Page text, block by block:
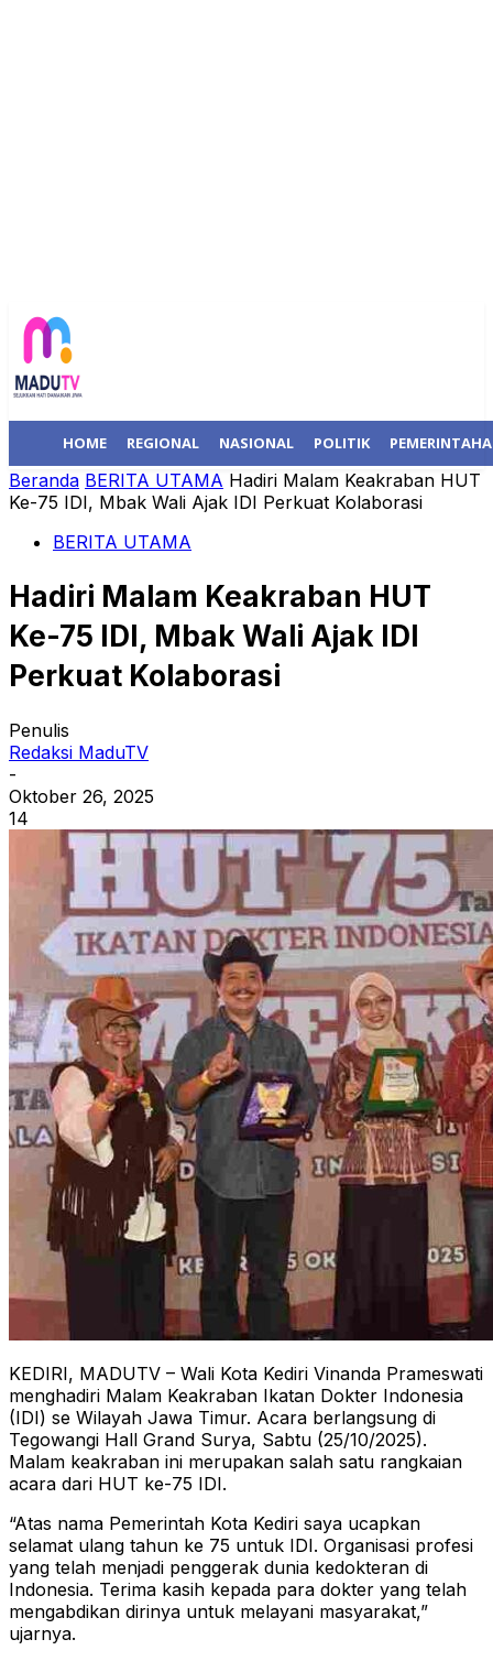
HOME REGIONAL NASIONAL POLITIK
Beranda BERITA UTAMA Hadiri Malam Keakraban HUT
Ke-75 IDI, Mbak Wali Ajak IDI Perkuat Kolaborasi
BERITA UTAMA
Hadiri Malam Keakraban HUT
Ke-75 IDI, Mbak Wali Ajak IDI
Perkuat Kolaborasi
Penulis
Redaksi MaduTV
-
Oktober 26, 2025
14
KEDIRI, MADUTV – Wali Kota Kediri Vinanda Prameswati
menghadiri Malam Keakraban Ikatan Dokter Indonesia
(IDI) se Wilayah Jawa Timur. Acara berlangsung di
Tegowangi Hall Grand Surya, Sabtu (25/10/2025).
Malam keakraban ini merupakan salah satu rangkaian
acara dari HUT ke-75 IDI.
“Atas nama Pemerintah Kota Kediri saya ucapkan
selamat ulang tahun ke 75 untuk IDI. Organisasi profesi
yang telah menjadi penggerak dunia kedokteran di
Indonesia. Terima kasih kepada para dokter yang telah
mengabdikan dirinya untuk melayani masyarakat,”
ujarnya.